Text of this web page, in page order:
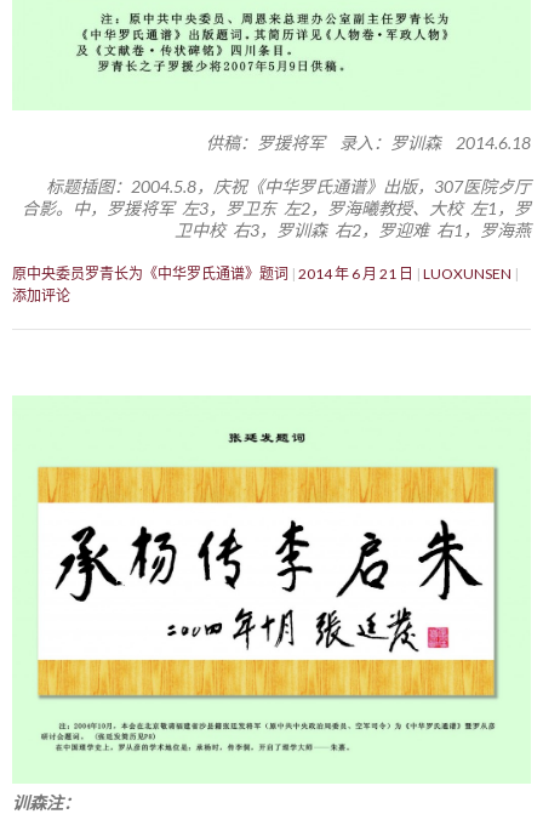
供稿：罗援将军 录入：罗训森 2014.6.18
标题插图：2004.5.8，庆祝《中华罗氏通谱》出版，307医院歺厅
合影。中，罗援将军 左3，罗卫东 左2，罗海曦教授、大校 左1，罗
卫中校 右3，罗训森 右2，罗迎难 右1，罗海燕
原中央委员罗青长为《中华罗氏通谱》题词 2014 年 6 月 21 日
LUOXUNSEN
添加评论
训森注：